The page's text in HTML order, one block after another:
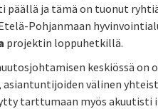
päällä ja tämä on tuonut
Pohjanmaan
projektin loppuhetkillä.
keskiössä on
asiantuntijoiden välinen
tarttumaan myös akuutisti